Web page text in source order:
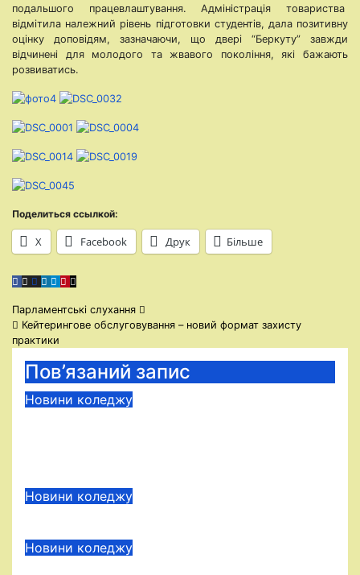
подальшого працевлаштування. Адміністрація товариства
відмітила належний рівень підготовки студентів, дала позитивну
оцінку доповідям, зазначаючи, що двері “Беркуту” завжди
відчинені для молодого та жвавого покоління, які бажають
розвиватись.
Поделиться ссылкой:
X Facebook Друк Більше
Навігація
записів
Парламентські слухання
Кейтерингове обслуговування – новий формат захисту
практики
Пов’язаний запис
Новини коледжу
Новини коледжу
Новини коледжу